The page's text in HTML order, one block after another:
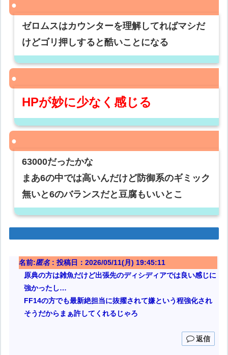
ゼロムスはカウンターを理解してればマシだ
けどゴリ押しすると酷いことになる
HPが妙に少なく感じる
63000だったかな
まあ6の中では高いんだけど防御系のギミック
無いと6のバランスだと豆腐もいいとこ
名前:匿名: 投稿日：2026/05/11(月) 19:45:11
原典の方は雑魚だけど出張先のディシディアでは良い感じに
強かったし…
FF14の方でも最新絶担当に抜擢されて嫌という程強化され
そうだからまぁ許してくれるじゃろ
返信